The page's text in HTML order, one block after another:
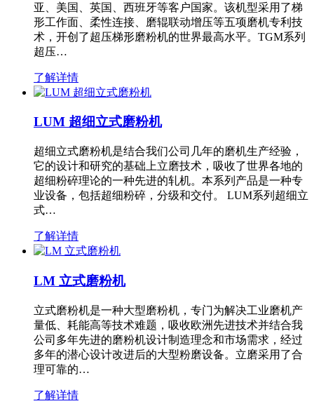
亚、美国、英国、西班牙等客户国家。该机型采用了梯
形工作面、柔性连接、磨辊联动增压等五项磨机专利技
术，开创了超压梯形磨粉机的世界最高水平。TGM系列
超压…
了解详情
LUM 超细立式磨粉机
超细立式磨粉机是结合我们公司几年的磨机生产经验，
它的设计和研究的基础上立磨技术，吸收了世界各地的
超细粉碎理论的一种先进的轧机。本系列产品是一种专
业设备，包括超细粉碎，分级和交付。 LUM系列超细立
式…
了解详情
LM 立式磨粉机
立式磨粉机是一种大型磨粉机，专门为解决工业磨机产
量低、耗能高等技术难题，吸收欧洲先进技术并结合我
公司多年先进的磨粉机设计制造理念和市场需求，经过
多年的潜心设计改进后的大型粉磨设备。立磨采用了合
理可靠的…
了解详情